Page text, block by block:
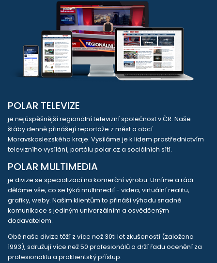
POLAR TELEVIZE
je nejúspěšnější regionální televizní společnost v ČR. Naše
štáby denně přinášejí reportáže z měst a obcí
Moravskoslezského kraje. Vysíláme je k lidem prostřednictvím
televizního vysílání, portálu polar.cz a sociálních sítí.
POLAR MULTIMEDIA
je divize se specializací na komerční výrobu. Umíme a rádi
děláme vše, co se týká multimedií - videa, virtuální realitu,
grafiky, weby. Našim klientům to přináší výhodu snadné
komunikace s jediným univerzálním a osvědčeným
dodavatelem.
Obě naše divize těží z více než 30ti let zkušeností (založeno
1993), sdružují více než 50 profesionálů a drží řadu ocenění za
profesionalitu a proklientský přístup.